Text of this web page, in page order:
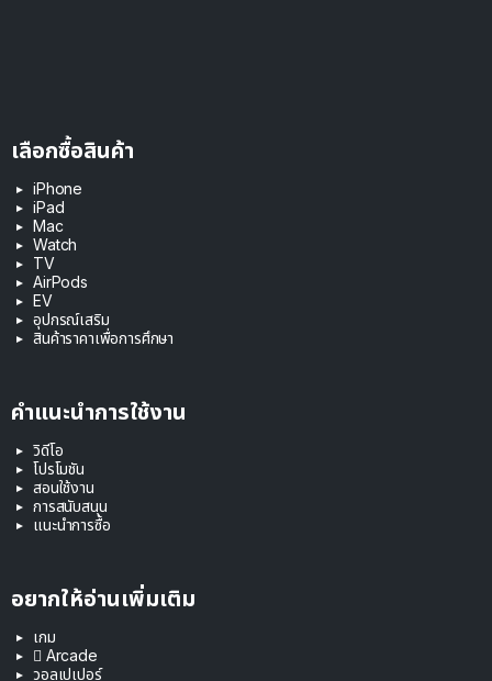
เลือกซื้อสินค้า
iPhone
iPad
Mac
Watch
TV
AirPods
EV
อุปกรณ์เสริม
สินค้าราคาเพื่อการศึกษา
คำแนะนำการใช้งาน
วิดีโอ
โปรโมชัน
สอนใช้งาน
การสนับสนุน
แนะนำการซื้อ
อยากให้อ่านเพิ่มเติม
เกม
 Arcade
วอลเปเปอร์